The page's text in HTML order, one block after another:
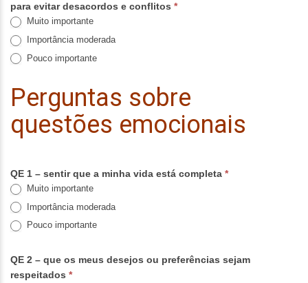
para evitar desacordos e conflitos *
Muito importante
Importância moderada
Pouco importante
Perguntas sobre
questões emocionais
QE 1 – sentir que a minha vida está completa *
Muito importante
Importância moderada
Pouco importante
QE 2 – que os meus desejos ou preferências sejam
respeitados *